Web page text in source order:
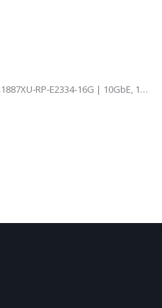
QNAP TS-h1887XU-RP-E2334-16G | 10GbE, 18-Bay, ZFS, Intel Xeon CPU, 16GB RAM, PCIe Slots, Redundant Power, 2U Rackmount